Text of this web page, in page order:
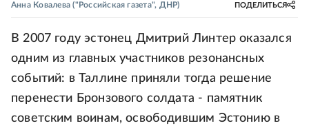
Анна Ковалева ("Российская газета", ДНР) ПОДЕЛИТЬСЯ
В 2007 году эстонец Дмитрий Линтер оказался
одним из главных участников резонансных
событий: в Таллине приняли тогда решение
перенести Бронзового солдата - памятник
советским воинам, освободившим Эстонию в